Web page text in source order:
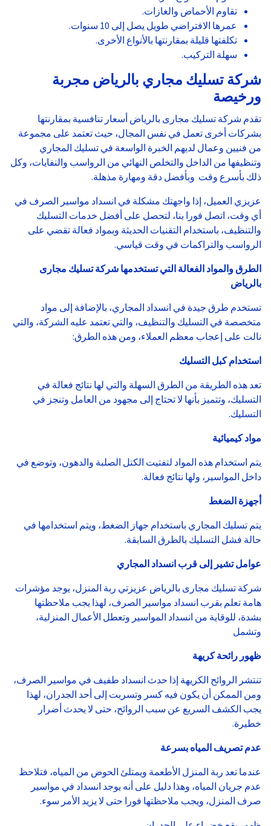
تقاوم الأحماض والغازات.
عمرها الافتراضي طويل يصل إلى 10 سنوات.
تكلفتها قليلة بمقارنتها بالأنواع الأخرى.
سهلة التركيب.
شركة تسليك مجاري بالرياض مجربة
ورخيصة
تقدم شركة تسليك مجارى بالرياض أسعار تنافسية بمقارنتها
بشركات أخرى تعمل في نفس المجال، حيث تعتمد على مجموعة
من فنيين وعمال لديهم الخبرة الواسعة في تسليك المجاري
وتنظيفها من الداخل والتخلص النهائي من الرواسب والنفايات، وكل
ذلك بأسرع وقت وبأفضل دقة ومهارة مذهلة.
عزيزي العميل، إذا واجهتك مشكلة في انسداد مواسير الصرف في
أي وقت، اتصل فورا بنا، لتحصل على أفضل خدمات التسليك
والتنظيف، باستخدام التقنيات الحديثة وبمواد فعالة تقضي على
الرواسب والتراكمات في وقت قياسي.
الطرق والمواد الفعالة التي تستخدمها شركة تسليك مجارى
بالرياض
تستخدم طرق جيدة في انسداد المجاري، بالإضافة إلى مواد
متخصصة في التسليك والتنظيف، والتي تعتمد عليه الشركة، والتي
نالت على إعجاب معظم العملاء، ومن هذه الطرق:
استخدام كبل التسليك
تعد هذه الطريقة من الطرق السهلة والتي لها نتائج فعالة في
التسليك، وتتميز بأنها لا تحتاج إلى مجهود من العامل وتنجز في
التسليك.
مواد كيميائية
يتم استخدام هذه المواد لتفتيت الكتل الصلبة والدهون، وتوضع في
داخل المواسير، ولها نتائج فعالة.
أجهزة الضغط
يتم تسليك المجاري باستخدام جهاز الضغط، ويتم استخدامها في
حالة فشل التسليك بالطرق السابقة.
عوامل تشير إلى قرب انسداد المجاري
شركة تسليك مجارى بالرياض عزيزتي ربة المنزل، يوجد مؤشرات
هامة تعلم بقرب انسداد مواسير الصرف، لهذا يجب ملاحظتها
بشدة، للوقاية من انسداد المواسير وتعطل الأعمال المنزلية،
وتشمل
ظهور رائحة كريهة
تنتشر الروائح الكريهة إذا حدث انسداد طفيف في مواسير الصرف،
ومن الممكن أن يكون فيه كسر وتسربت إلى أحد الجدران، لهذا
يجب الكشف السريع عن سبب الروائح، حتى لا يحدث أضرار
خطيرة.
عدم تصريف المياه بسرعة
عندما تعد ربة المنزل الأطعمة ويمتلئ الحوض من المياه، فتلاحظ
عدم جريان المياه، وهذا دليل على أنه يوجد انسداد في مواسير
صرف المنزل، ويجب ملاحظتها فورا حتى لا يزيد الأمر سوء.